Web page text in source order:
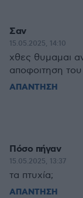
Σαν
15.05.2025, 14:10
χθες θυμαμαι
αποφοιτηση
ΑΠΑΝΤΗΣΗ
Πόσο πήγαν
15.05.2025, 13:37
τα πτυχία;
ΑΠΑΝΤΗΣΗ